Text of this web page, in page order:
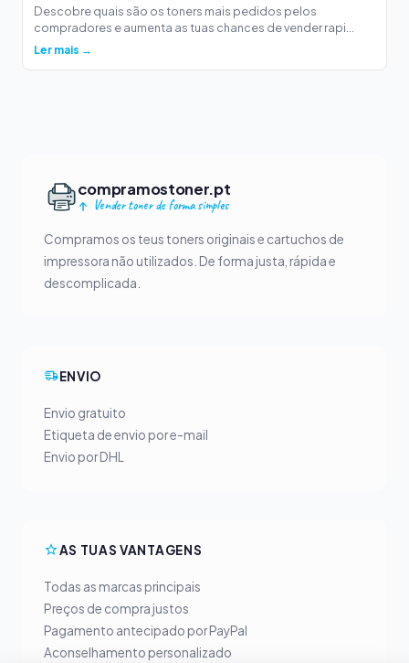
Descobre quais são os toners mais pedidos pelos
compradores e aumenta as tuas chances de vender rapi...
Ler mais →
compramostoner.pt
Vender toner de forma simples
Compramos os teus toners originais e cartuchos de
impressora não utilizados. De forma justa, rápida e
descomplicada.
ENVIO
Envio gratuito
Etiqueta de envio por e-mail
Envio por DHL
AS TUAS VANTAGENS
Todas as marcas principais
Preços de compra justos
Pagamento antecipado por PayPal
Aconselhamento personalizado